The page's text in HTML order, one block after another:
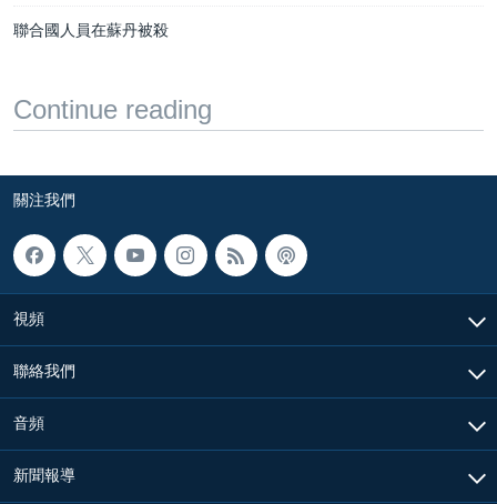
聯合國人員在蘇丹被殺
Continue reading
關注我們
視頻
聯絡我們
音頻
新聞報導